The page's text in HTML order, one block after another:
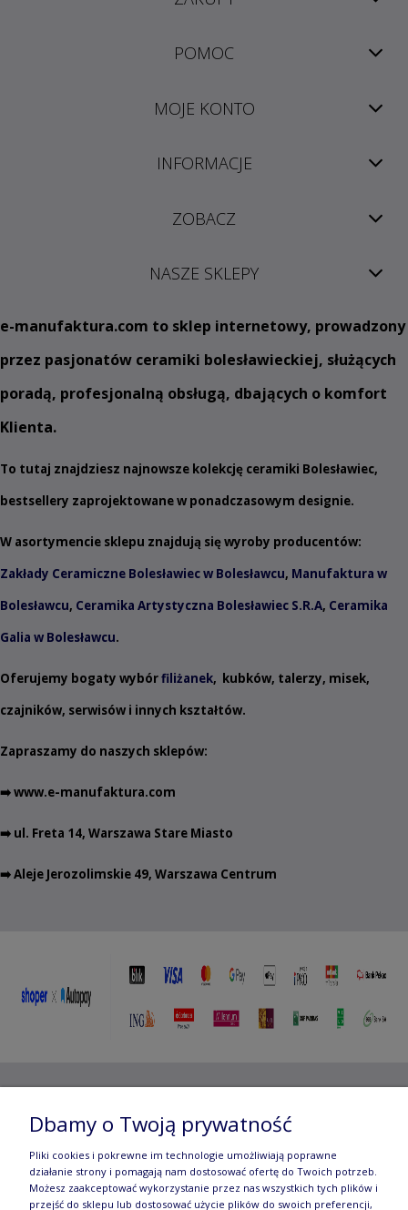
POMOC
MOJE KONTO
INFORMACJE
ZOBACZ
NASZE SKLEPY
e-manufaktura.com to sklep internetowy, prowadzony
przez pasjonatów ceramiki bolesławieckiej, służących
poradą, profesjonalną obsługą, dbających o komfort
Klienta.
To tutaj znajdziesz najnowsze kolekcję ceramiki Bolesławiec,
bestsellery zaprojektowane w ponadczasowym designie.
W asortymencie sklepu znajdują się wyroby producentów:
Zakłady Ceramiczne Bolesławiec w Bolesławcu, Manufaktura w
Bolesławcu, Ceramika Artystyczna Bolesławiec S.R.A, Ceramika
Galia w Bolesławcu.
Oferujemy bogaty wybórfiliżanek, kubków, talerzy, misek,
czajników, serwisów i innych kształtów.
Zapraszamy do naszych sklepów:
➡️www.e-manufaktura.com
➡️ ul. Freta 14, Warszawa Stare Miasto
➡️ Aleje Jerozolimskie 49, Warszawa Centrum
Jerozolimskie 49, 00-696 Warszawa | e-mail:
manufaktura.com|
Dbamy o Twoją prywatność
Pliki cookies i pokrewne im technologie umożliwiają poprawne
działanie strony i pomagają nam dostosować ofertę do Twoich potrzeb.
Możesz zaakceptować wykorzystanie przez nas wszystkich tych plików i
przejść do sklepu lub dostosować użycie plików do swoich preferencji,